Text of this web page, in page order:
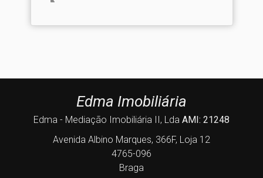
Edma Imobiliária
Edma - Mediação Imobiliária II, Lda AMI: 21248
Avenida Albino Marques, 366F, Loja 12
4765-096
Braga